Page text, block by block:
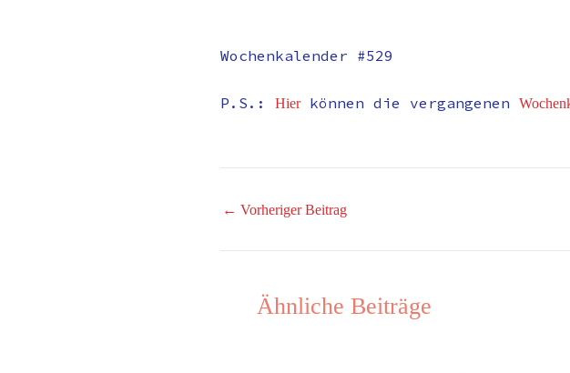
Wochenkalender #529
P.S.: Hierkönnen die vergangenen
← Vorheriger Beitrag
Ähnliche Beiträge